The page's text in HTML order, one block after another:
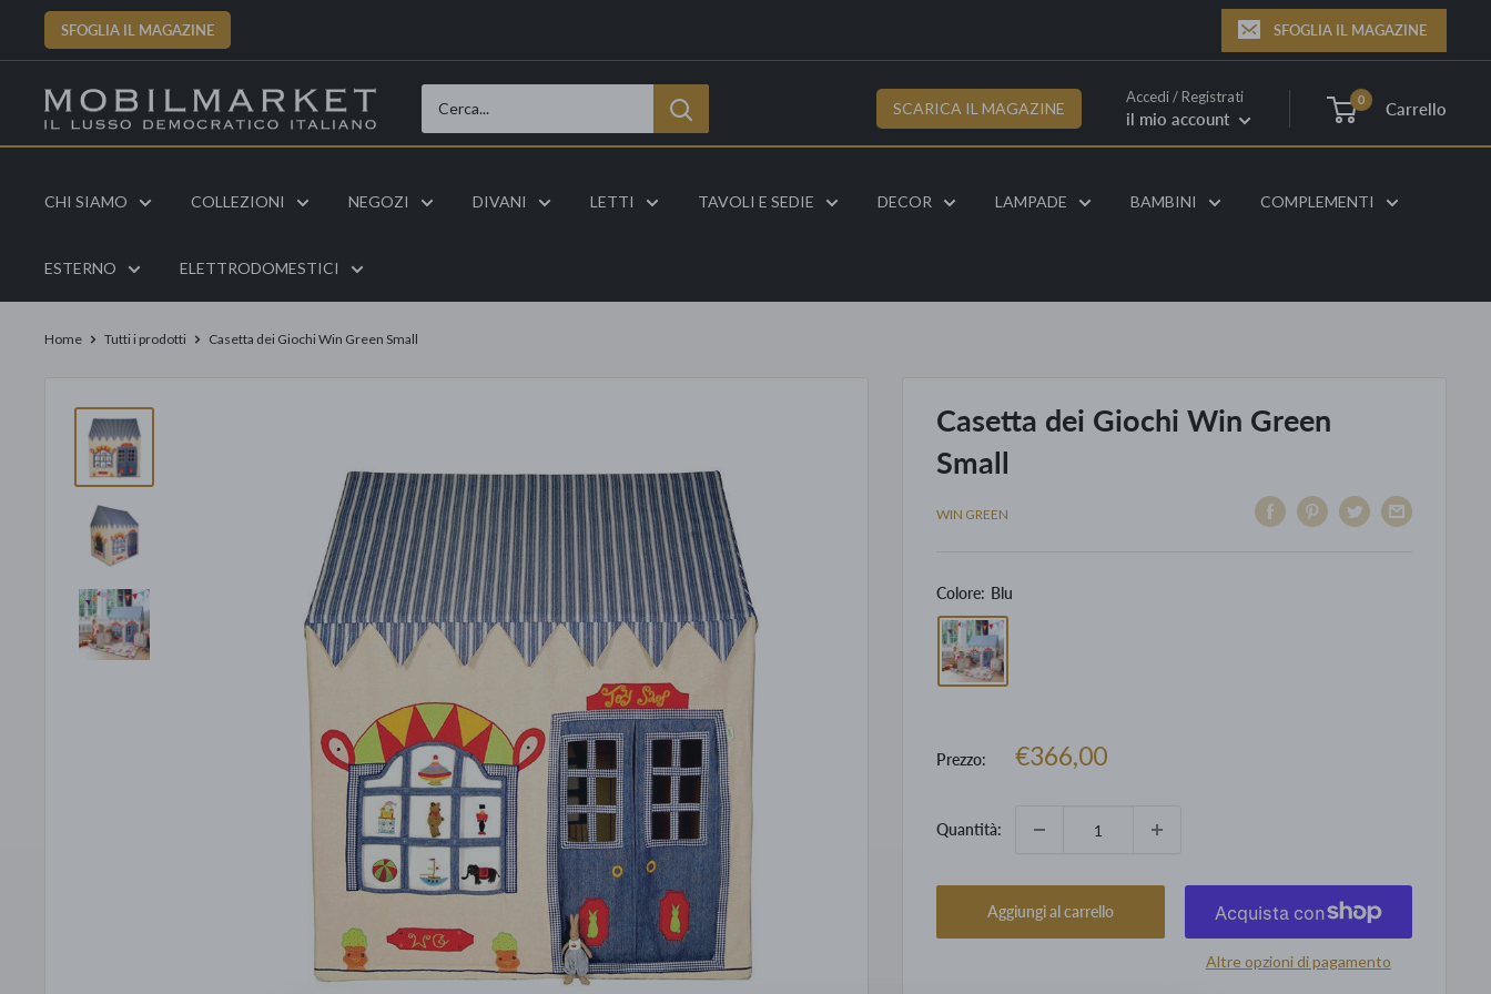
SFOGLIA IL MAGAZINE SFOGLIA IL MAGAZINE
SCARICA IL MAGAZINE
Accedi / Registrati
il mio account
0 Carrello
CHI SIAMO COLLEZIONI NEGOZI DIVANI LETTI TAVOLI E SEDIE DECOR LAMPADE BAMBINI COMPLEMENTI
ESTERNO ELETTRODOMESTICI
Home Tutti i prodotti Casetta dei Giochi Win Green Small
Casetta dei Giochi Win Green
Small
WIN GREEN
Colore: Blu
Prezzo:
Prezzo
€366,00
Quantità:
Aggiungi al carrello
Altre opzioni di pagamento